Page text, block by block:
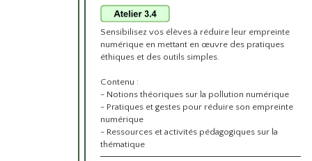
Sensibilisez vos élèves à réduire leur empreinte
numérique en mettant en œuvre des pratiques
éthiques et des outils simples.
Contenu :
- Notions théoriques sur la pollution numérique
- Pratiques et gestes pour réduire son empreinte
numérique
- Ressources et activités pédagogiques sur la
thématique